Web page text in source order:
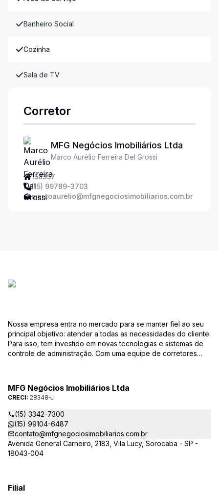
Banheiro Social
Cozinha
Sala de TV
Corretor
MFG Negócios Imobiliários Ltda
Marco Aurélio Ferreira Del Grossi
158357
(15) 99789-3703
marcoaurelio@mfgnegociosimobiliarios.com.br
Nossa empresa entra no mercado para se manter fiel ao seu
principal objetivo: atender a todas as necessidades do cliente.
Para isso, tem investido em novas tecnologias e sistemas de
controle de administração. Com uma equipe de corretores
comerciais, terrenos etc. para compra e venda. As consultas
podem ser feitas por telefone, pessoalmente, ou pela Internet,
pela pesquisa para Vendas. Um módulo de super busca irá
pesquisar entre as ofertas o imóvel com as características que
você procura. em instantes você terá as informações sobre o
resultado, podendo, inclusive marcar visita ou pesquisar
outros parâmetros. Caso não exista uma oferta que preencha
seus requisitos, você poderá preencher o formulário Procura
ficar ligando a todo instante, só para lembrar o corretor. Assim
MFG Negócios Imobiliários Ltda
CRECI: 28348-J
(15) 3342-7300
(15) 99104-6487
contato@mfgnegociosimobiliarios.com.br
Avenida General Carneiro, 2183, Vila Lucy, Sorocaba - SP -
18043-004
Filial